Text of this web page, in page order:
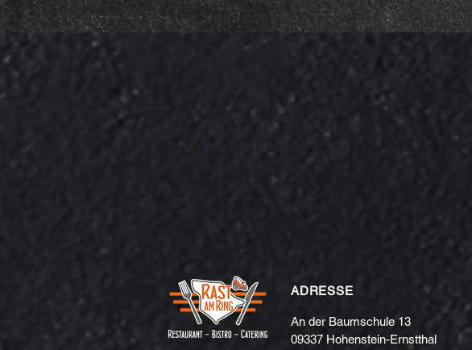
ADRESSE
An der Baumschule 13
09337 Hohenstein-Ernstthal